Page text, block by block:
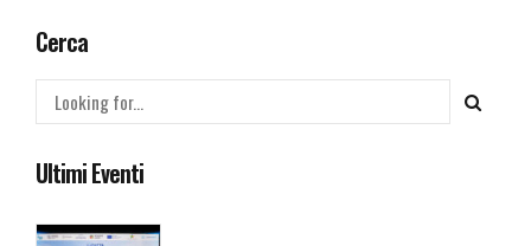
Cerca
Ultimi Eventi